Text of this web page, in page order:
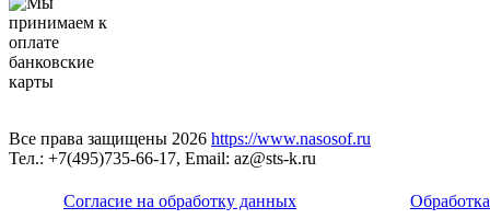
Все права защищены 2026 https://www.nasosof.ru
Тел.: +7(495)735-66-17, Email: az@sts-k.ru
Согласие на обработку данных